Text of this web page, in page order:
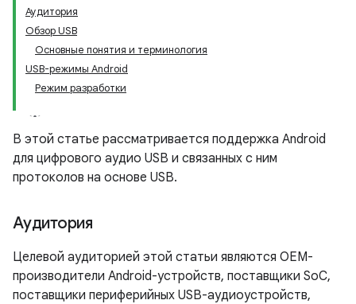
Аудитория
Обзор USB
Основные понятия и терминология
USB-режимы Android
Режим разработки
В этой статье рассматривается поддержка Android
для цифрового аудио USB и связанных с ним
протоколов на основе USB.
Аудитория
Целевой аудиторией этой статьи являются OEM-
производители Android-устройств, поставщики SoC,
поставщики периферийных USB-аудиоустройств,